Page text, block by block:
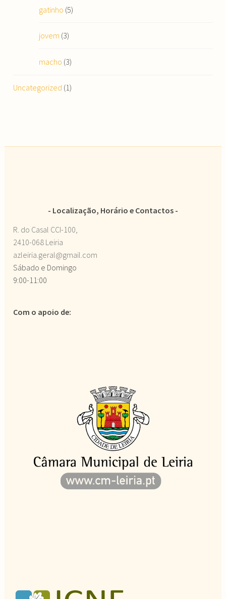
gatinho (5)
jovem (3)
macho (3)
Uncategorized (1)
Localização, Horário e Contactos
R. do Casal CCI-100,
2410-068 Leiria
azleiria.geral@gmail.com
Sábado e Domingo
9:00-11:00
Com o apoio de: